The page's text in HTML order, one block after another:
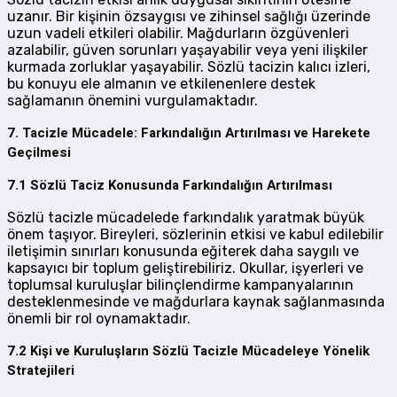
uzanır. Bir kişinin özsaygısı ve zihinsel sağlığı üzerinde
uzun vadeli etkileri olabilir. Mağdurların özgüvenleri
azalabilir, güven sorunları yaşayabilir veya yeni ilişkiler
kurmada zorluklar yaşayabilir. Sözlü tacizin kalıcı izleri,
bu konuyu ele almanın ve etkilenenlere destek
sağlamanın önemini vurgulamaktadır.
7. Tacizle Mücadele: Farkındalığın Artırılması ve Harekete
Geçilmesi
7.1 Sözlü Taciz Konusunda Farkındalığın Artırılması
Sözlü tacizle mücadelede farkındalık yaratmak büyük
önem taşıyor. Bireyleri, sözlerinin etkisi ve kabul edilebilir
iletişimin sınırları konusunda eğiterek daha saygılı ve
kapsayıcı bir toplum geliştirebiliriz. Okullar, işyerleri ve
toplumsal kuruluşlar bilinçlendirme kampanyalarının
desteklenmesinde ve mağdurlara kaynak sağlanmasında
önemli bir rol oynamaktadır.
7.2 Kişi ve Kuruluşların Sözlü Tacizle Mücadeleye Yönelik
Stratejileri